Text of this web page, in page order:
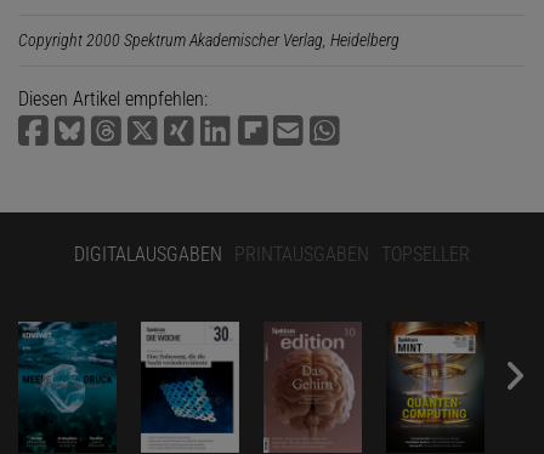
Copyright 2000 Spektrum Akademischer Verlag, Heidelberg
Diesen Artikel empfehlen:
DIGITALAUSGABEN PRINTAUSGABEN TOPSELLER